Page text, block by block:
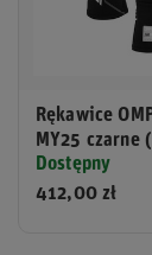
Rękawice
MY25 czarne
Dostępny
412,00 zł